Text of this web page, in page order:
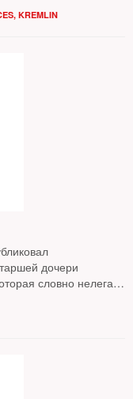
, KREMLIN
дочери
словно нелегал-
для этого
структура